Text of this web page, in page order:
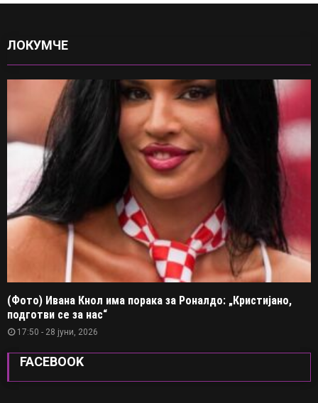
ЛОКУМЧЕ
(Фото) Ивана Кнол има порака за Роналдо: „Кристијано,
подготви се за нас“
17:50 - 28 јуни, 2026
FACEBOOK